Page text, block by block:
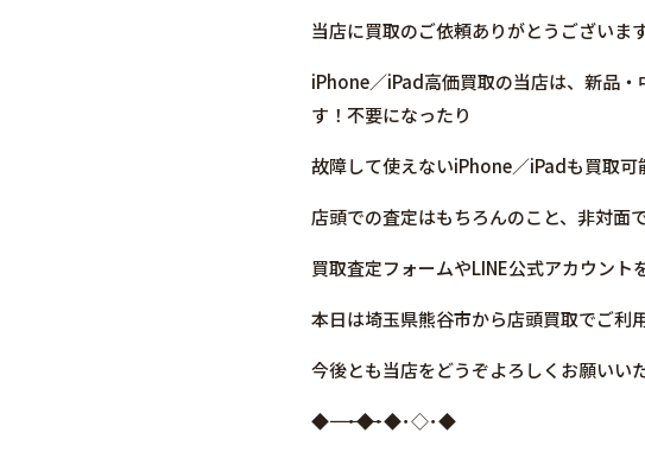
当店に買取のご依頼ありがとうございま
iPhone／iPad高価買取の当店は、新品
す！不要になったり
故障して使えないiPhone／iPadも買取
店頭での査定はもちろんのこと、非対面
買取査定フォームやLINE公式アカウン
本日は埼玉県熊谷市から店頭買取でご利
今後とも当店をどうぞよろしくお願いい
◆――――――――――――――――･◆･◆･◇･◆